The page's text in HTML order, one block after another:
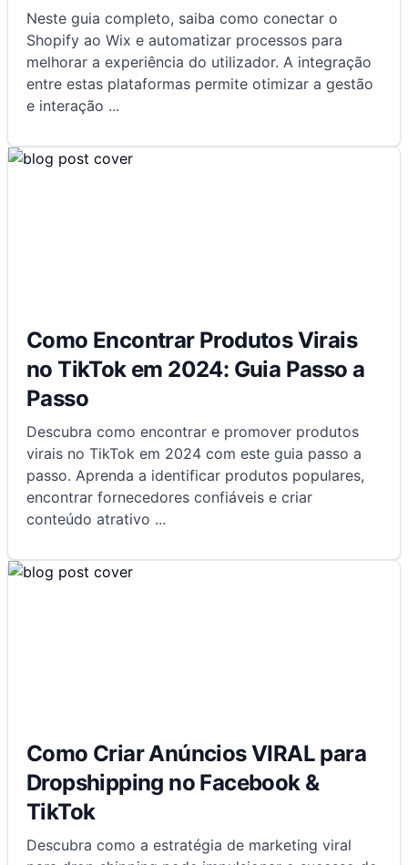
Neste guia completo, saiba como conectar o
Shopify ao Wix e automatizar processos para
melhorar a experiência do utilizador. A integração
entre estas plataformas permite otimizar a gestão
e interação ...
Como Encontrar Produtos Virais
no TikTok em 2024: Guia Passo a
Passo
Descubra como encontrar e promover produtos
virais no TikTok em 2024 com este guia passo a
passo. Aprenda a identificar produtos populares,
encontrar fornecedores confiáveis e criar
conteúdo atrativo ...
Como Criar Anúncios VIRAL para
Dropshipping no Facebook &
TikTok
Descubra como a estratégia de marketing viral